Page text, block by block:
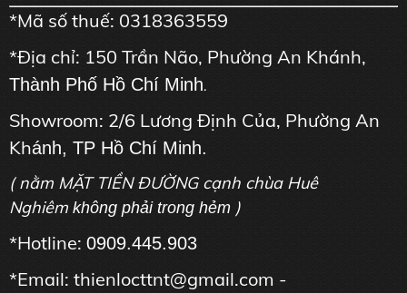
*Mã số thuế: 0318363559
*Địa chỉ: 150 Trần Não, Phường An Khánh,
Thành Phố Hồ Chí Minh.
Showroom: 2/6 Lương Định Của, Phường An
Khánh, TP Hồ Chí Minh.
( nằm MẶT TIỀN ĐƯỜNG cạnh chùa Huê
Nghiêm không phải trong hẻm )
*Hotline: 0909.445.903
*Email: thienlocttnt@gmail.com -